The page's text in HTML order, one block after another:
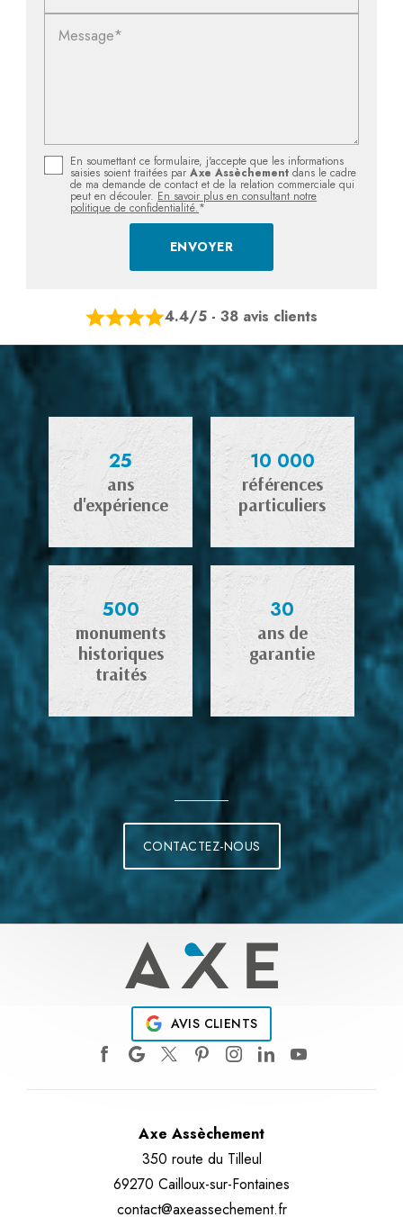
Message*
En soumettant ce formulaire, j'accepte que les informations
saisies soient traitées parAxe Assèchement dans le cadre
de ma demande de contact et de la relation commerciale qui
peut en découler. En savoir plus en consultant notre
politique de confidentialité.*
4.4/5 - 38 avis clients
25
ans
d'expérience
10 000
références
particuliers
500
monuments
historiques
traités
30
ans de
garantie
CONTACTEZ-NOUS
AVIS CLIENTS
Axe Assèchement
350 route du Tilleul
69270 Cailloux-sur-Fontaines
contact@axeassechement.fr